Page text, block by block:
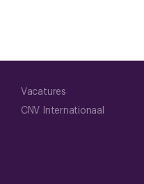
Vacatures
CNV Internationaal